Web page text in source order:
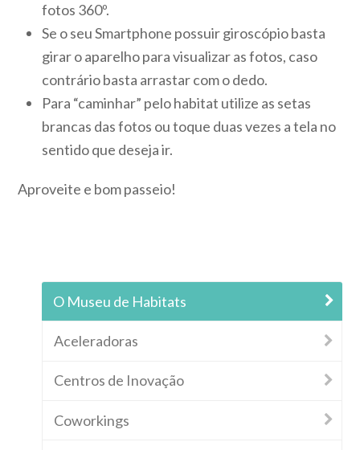
fotos 360º.
Se o seu Smartphone possuir giroscópio basta
girar o aparelho para visualizar as fotos, caso
contrário basta arrastar com o dedo.
Para “caminhar” pelo habitat utilize as setas
brancas das fotos ou toque duas vezes a tela no
sentido que deseja ir.
Aproveite e bom passeio!
O Museu de Habitats
Aceleradoras
Centros de Inovação
Coworkings